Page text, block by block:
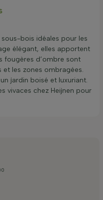
bois idéales pour les
élégant, elles apportent
fougères d’ombre sont
les zones ombragées.
jardin boisé et luxuriant.
vivaces chez Heijnen pour